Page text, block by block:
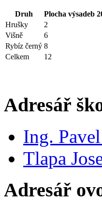
Druh Plocha výsadeb
Celkem 12
Hrušky 2
Višně
6
Rybíz černý 8
Adresář
Ing.
Tlapa
Adresář